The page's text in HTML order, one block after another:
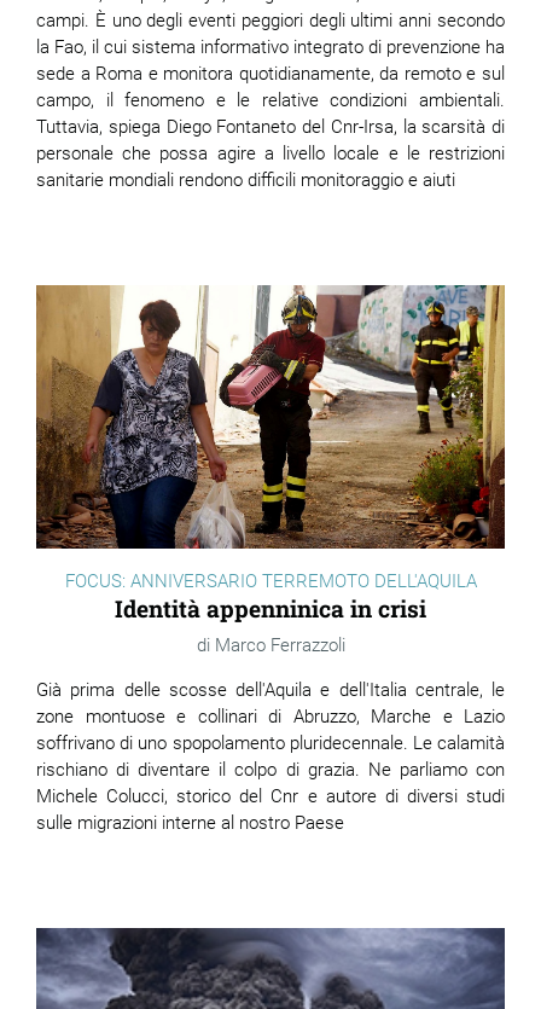
campi. È uno degli eventi peggiori degli ultimi anni secondo
la Fao, il cui sistema informativo integrato di prevenzione ha
sede a Roma e monitora quotidianamente, da remoto e sul
campo, il fenomeno e le relative condizioni ambientali.
Tuttavia, spiega Diego Fontaneto del Cnr-Irsa, la scarsità di
personale che possa agire a livello locale e le restrizioni
sanitarie mondiali rendono difficili monitoraggio e aiuti
FOCUS: ANNIVERSARIO TERREMOTO DELL'AQUILA
Identità appenninica in crisi
Marco Ferrazzoli
Già prima delle scosse dell'Aquila e dell'Italia centrale, le
zone montuose e collinari di Abruzzo, Marche e Lazio
soffrivano di uno spopolamento pluridecennale. Le calamità
rischiano di diventare il colpo di grazia. Ne parliamo con
Michele Colucci, storico del Cnr e autore di diversi studi
sulle migrazioni interne al nostro Paese